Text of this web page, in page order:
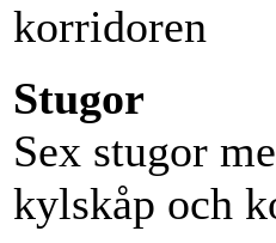
korridoren
Stugor
Sex stugor
kylskåp och